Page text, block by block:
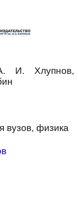
И. Хлупнов,
вузов, физика